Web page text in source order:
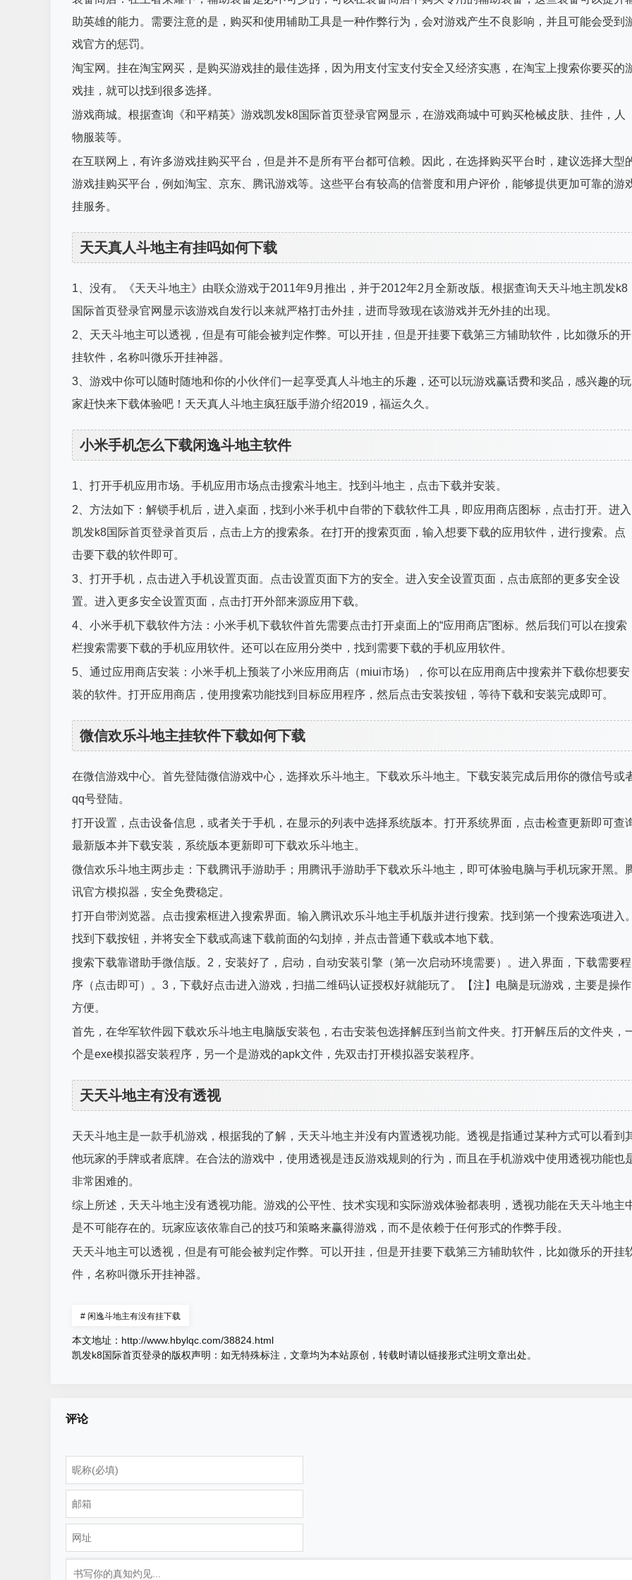
助英雄的能力。需要注意的是，购买和使用辅助工具是一种作弊行为，会对游戏产生不良影响，并且可能会受到
戏官方的惩罚。
淘宝网。挂在淘宝网买，是购买游戏挂的最佳选择，因为用支付宝支付安全又经济实惠，在淘宝上搜索你要买的
戏挂，就可以找到很多选择。
游戏商城。根据查询《和平精英》游戏凯发k8国际首页登录官网显示，在游戏商城中可购买枪械皮肤、挂件，人
物服装等。
在互联网上，有许多游戏挂购买平台，但是并不是所有平台都可信赖。因此，在选择购买平台时，建议选择大型
游戏挂购买平台，例如淘宝、京东、腾讯游戏等。这些平台有较高的信誉度和用户评价，能够提供更加可靠的游
挂服务。
天天真人斗地主有挂吗如何下载
1、没有。《天天斗地主》由联众游戏于2011年9月推出，并于2012年2月全新改版。根据查询天天斗地主凯发k8
国际首页登录官网显示该游戏自发行以来就严格打击外挂，进而导致现在该游戏并无外挂的出现。
2、天天斗地主可以透视，但是有可能会被判定作弊。可以开挂，但是开挂要下载第三方辅助软件，比如微乐的开
挂软件，名称叫微乐开挂神器。
3、游戏中你可以随时随地和你的小伙伴们一起享受真人斗地主的乐趣，还可以玩游戏赢话费和奖品，感兴趣的玩
家赶快来下载体验吧！天天真人斗地主疯狂版手游介绍2019，福运久久。
小米手机怎么下载闲逸斗地主软件
1、打开手机应用市场。手机应用市场点击搜索斗地主。找到斗地主，点击下载并安装。
2、方法如下：解锁手机后，进入桌面，找到小米手机中自带的下载软件工具，即应用商店图标，点击打开。进入
凯发k8国际首页登录首页后，点击上方的搜索条。在打开的搜索页面，输入想要下载的应用软件，进行搜索。点
击要下载的软件即可。
3、打开手机，点击进入手机设置页面。点击设置页面下方的安全。进入安全设置页面，点击底部的更多安全设
置。进入更多安全设置页面，点击打开外部来源应用下载。
4、小米手机下载软件方法：小米手机下载软件首先需要点击打开桌面上的“应用商店”图标。然后我们可以在搜索
栏搜索需要下载的手机应用软件。还可以在应用分类中，找到需要下载的手机应用软件。
5、通过应用商店安装：小米手机上预装了小米应用商店（miui市场），你可以在应用商店中搜索并下载你想要安
装的软件。打开应用商店，使用搜索功能找到目标应用程序，然后点击安装按钮，等待下载和安装完成即可。
微信欢乐斗地主挂软件下载如何下载
在微信游戏中心。首先登陆微信游戏中心，选择欢乐斗地主。下载欢乐斗地主。下载安装完成后用你的微信号或
qq号登陆。
打开设置，点击设备信息，或者关于手机，在显示的列表中选择系统版本。打开系统界面，点击检查更新即可查
最新版本并下载安装，系统版本更新即可下载欢乐斗地主。
微信欢乐斗地主两步走：下载腾讯手游助手；用腾讯手游助手下载欢乐斗地主，即可体验电脑与手机玩家开黑。
讯官方模拟器，安全免费稳定。
打开自带浏览器。点击搜索框进入搜索界面。输入腾讯欢乐斗地主手机版并进行搜索。找到第一个搜索选项进入。
找到下载按钮，并将安全下载或高速下载前面的勾划掉，并点击普通下载或本地下载。
搜索下载靠谱助手微信版。2，安装好了，启动，自动安装引擎（第一次启动环境需要）。进入界面，下载需要程
序（点击即可）。3，下载好点击进入游戏，扫描二维码认证授权好就能玩了。【注】电脑是玩游戏，主要是操作
方便。
首先，在华军软件园下载欢乐斗地主电脑版安装包，右击安装包选择解压到当前文件夹。打开解压后的文件夹，
个是exe模拟器安装程序，另一个是游戏的apk文件，先双击打开模拟器安装程序。
天天斗地主有没有透视
天天斗地主是一款手机游戏，根据我的了解，天天斗地主并没有内置透视功能。透视是指通过某种方式可以看到
他玩家的手牌或者底牌。在合法的游戏中，使用透视是违反游戏规则的行为，而且在手机游戏中使用透视功能也
非常困难的。
综上所述，天天斗地主没有透视功能。游戏的公平性、技术实现和实际游戏体验都表明，透视功能在天天斗地主
是不可能存在的。玩家应该依靠自己的技巧和策略来赢得游戏，而不是依赖于任何形式的作弊手段。
天天斗地主可以透视，但是有可能会被判定作弊。可以开挂，但是开挂要下载第三方辅助软件，比如微乐的开挂
件，名称叫微乐开挂神器。
# 闲逸斗地主有没有挂下载
本文地址： http://www.hbylqc.com/38824.html
凯发k8国际首页登录的版权声明： 如无特殊标注，文章均为本站原创，转载时请以链接形式注明文章出处。
评论